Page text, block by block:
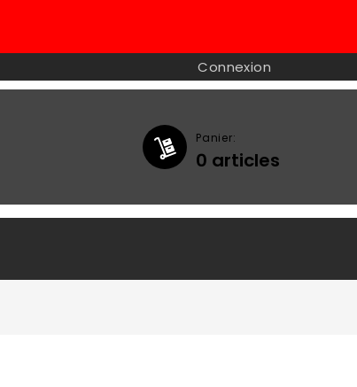
Connexion
Panier:
0 articles